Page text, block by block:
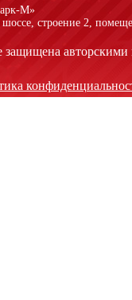
M»
строение 2,
защищена